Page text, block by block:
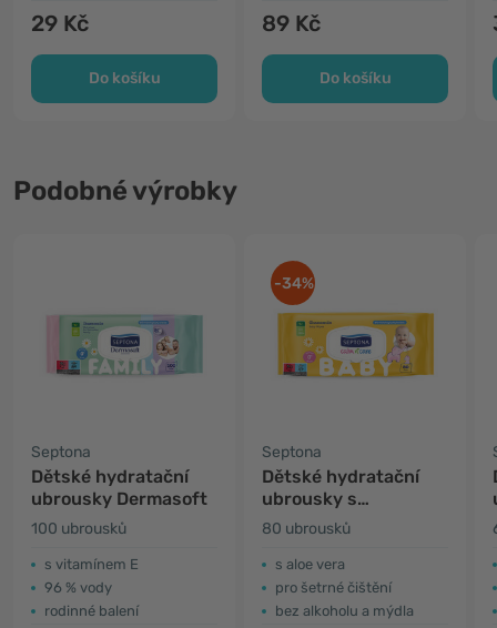
29 Kč
Do košíku
89 Kč
Do košíku
Podobné výrobky
Septona
Dětské hydratační
ubrousky Dermasoft
100 ubrousků
s vitamínem E
96 % vody
rodinné balení
-34%
Septona
Dětské hydratační
ubrousky s
heřmánkem
80 ubrousků
s aloe vera
pro šetrné čištění
bez alkoholu a mýdla